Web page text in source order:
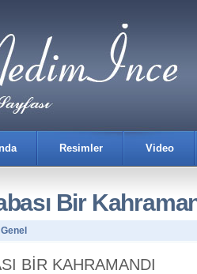
Resimler Video
Bir
Genel
BİR KAHRAMANDI